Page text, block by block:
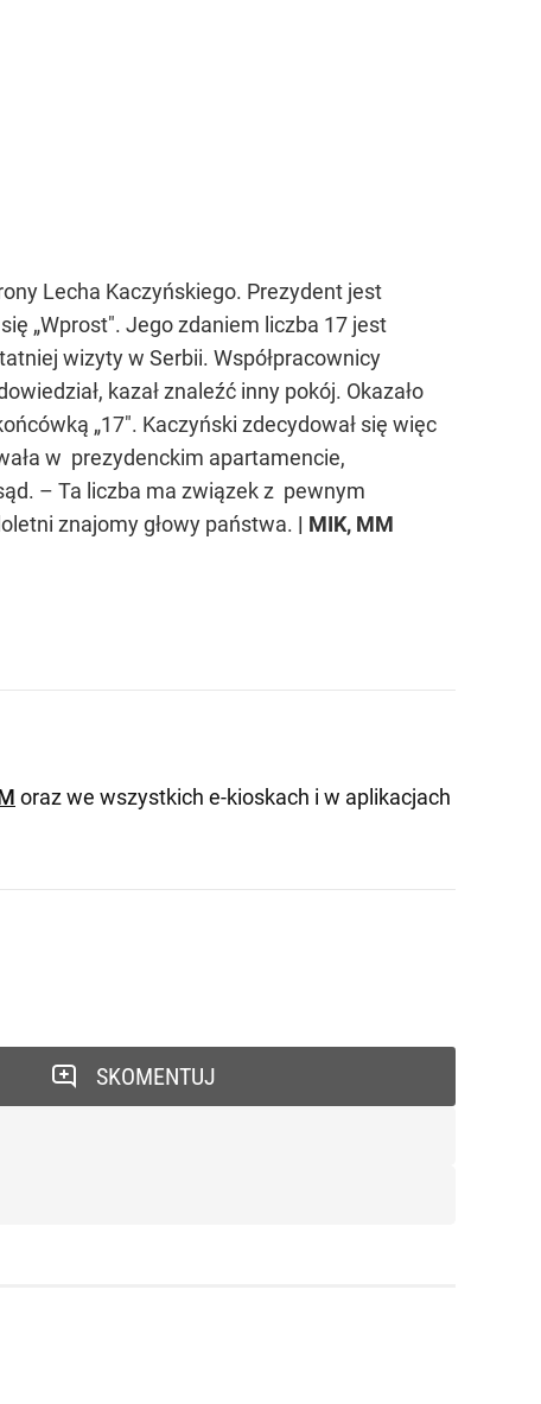
Lecha Kaczyńskiego. Prezydent jest
„Wprost". Jego zdaniem liczba 17 jest
wizyty w Serbii. Współpracownicy
kazał znaleźć inny pokój. Okazało
„17". Kaczyński zdecydował się więc
w prezydenckim apartamencie,
– Ta liczba ma związek z pewnym
znajomy głowy państwa. | MIK, MM
oraz we wszystkich e-kioskach i w aplikacjach
SKOMENTUJ